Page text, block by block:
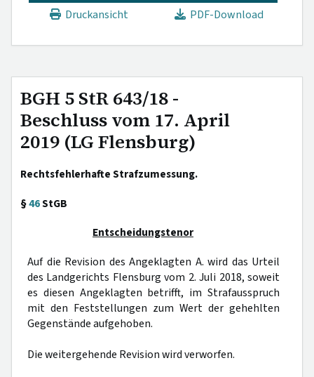
Druckansicht
PDF-Download
BGH 5 StR 643/18 -
Beschluss vom 17. April
2019 (LG Flensburg)
Rechtsfehlerhafte Strafzumessung.
§46StGB
Entscheidungstenor
Auf die Revision des Angeklagten A. wird das Urteil
des Landgerichts Flensburg vom 2. Juli 2018, soweit
es diesen Angeklagten betrifft, im Strafausspruch
mit den Feststellungen zum Wert der gehehlten
Gegenstände aufgehoben.
Die weitergehende Revision wird verworfen.